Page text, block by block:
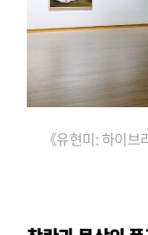
《유현미: 하이